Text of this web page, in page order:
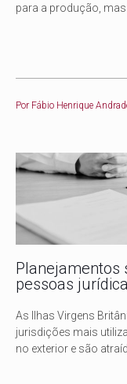
para a produção,
Por Fábio Henrique
Planejamentos
pessoas
As Ilhas Virgens
jurisdições mais
no exterior e são